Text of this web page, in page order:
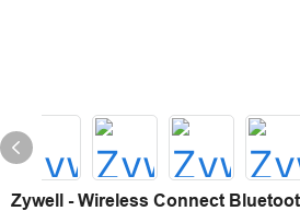
Zywell - Wireless Connect